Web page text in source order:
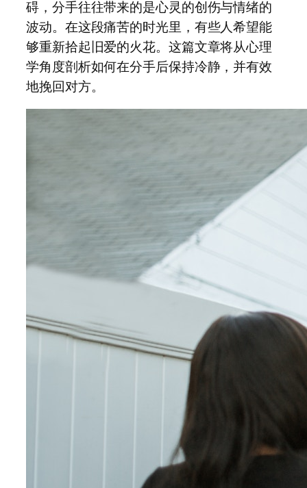
碍，分手往往带来的是心灵的创伤与情绪的
波动。在这段痛苦的时光里，有些人希望能
够重新拾起旧爱的火花。这篇文章将从心理
学角度剖析如何在分手后保持冷静，并有效
地挽回对方。